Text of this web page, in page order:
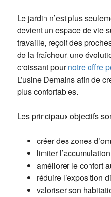
Le jardin n’est plus
devient un espace de vie
travaille, reçoit des
de la fraîcheur, une
croissant pournotre offre
L’usine Demains afin de
plus confortables.
Les principaux objectifs
créer des zones
limiter
améliorer le confort
réduire l’exposition
valoriser son